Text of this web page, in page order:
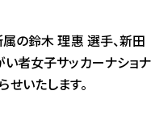
属の鈴木 理惠 選手、新田
者女子サッカーナショナ
いたします。